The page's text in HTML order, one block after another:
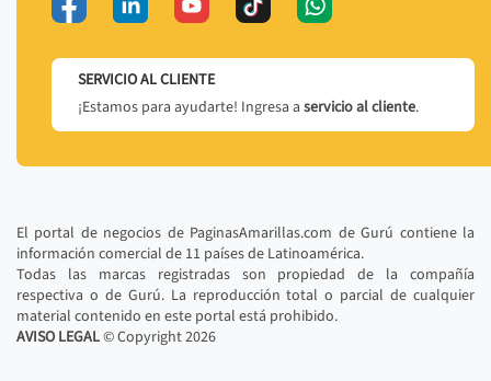
SERVICIO AL CLIENTE
¡Estamos para ayudarte! Ingresa a servicio al cliente.
El portal de negocios de PaginasAmarillas.com de Gurú contiene la
información comercial de 11 países de Latinoamérica.
Todas las marcas registradas son propiedad de la compañía
respectiva o de Gurú. La reproducción total o parcial de cualquier
material contenido en este portal está prohibido.
AVISO LEGAL© Copyright2026